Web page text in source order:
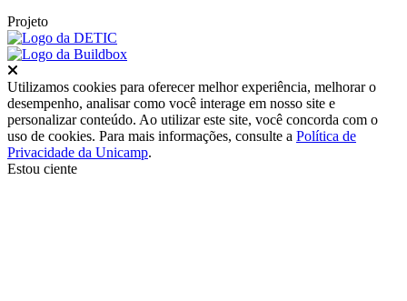
Projeto
Utilizamos cookies para oferecer melhor experiência, melhorar o
desempenho, analisar como você interage em nosso site e
personalizar conteúdo. Ao utilizar este site, você concorda com o
uso de cookies. Para mais informações, consulte a Política de
Privacidade da Unicamp.
Estou ciente